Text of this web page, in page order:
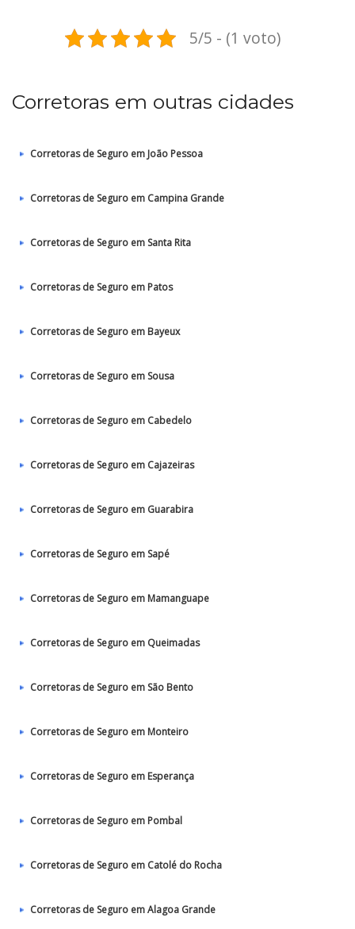
5/5 - (1 voto)
Corretoras em outras cidades
Corretoras de Seguro em João Pessoa
Corretoras de Seguro em Campina Grande
Corretoras de Seguro em Santa Rita
Corretoras de Seguro em Patos‎
Corretoras de Seguro em Bayeux
Corretoras de Seguro em Sousa
Corretoras de Seguro em Cabedelo
Corretoras de Seguro em Cajazeiras
Corretoras de Seguro em Guarabira
Corretoras de Seguro em Sapé
Corretoras de Seguro em Mamanguape
Corretoras de Seguro em Queimadas
Corretoras de Seguro em São Bento
Corretoras de Seguro em Monteiro
Corretoras de Seguro em Esperança
Corretoras de Seguro em Pombal
Corretoras de Seguro em Catolé do Rocha
Corretoras de Seguro em Alagoa Grande